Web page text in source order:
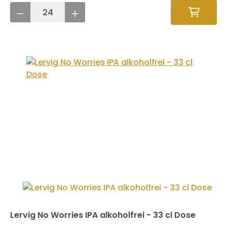
Lervig No Worries IPA alkoholfrei - 33 cl Dose